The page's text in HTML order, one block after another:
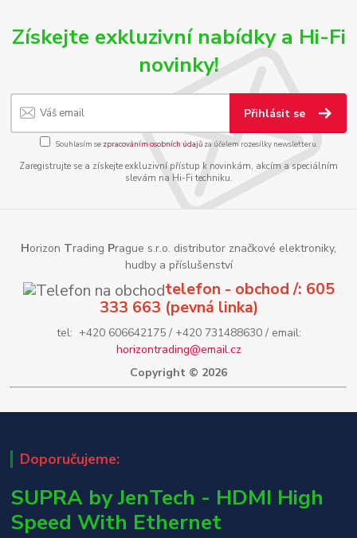
Získejte exkluzivní nabídky a Hi-Fi
novinky!
Přihlásit se
Souhlasím se zpracováním osobních údajůza účelem rozesílky newsletteru.
Zaregistrujte se a získejte exkluzivní přístup k novinkám, akcím a speciálním
slevám na Hi-Fi techniku.
Horizon Trading Prague s.r.o. distributor značkové elektroniky,
hudby a příslušenství
telefon - obchod /: 605
333 663 (pevná linka)
tel: +420 606642175 / +420 731488630 / email:
horizontrading@email.cz
Copyright © 2026
Doporučujeme:
SUPRA by JenTech - HDMI High
Speed With Ethernet